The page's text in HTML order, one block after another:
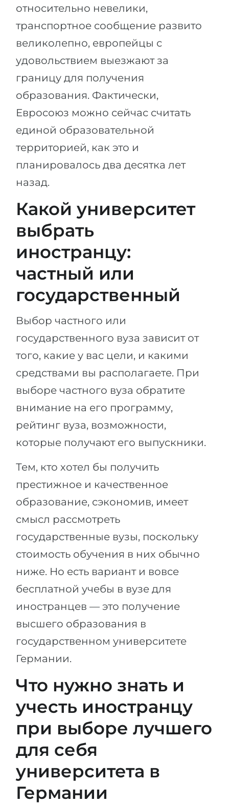
относительно невелики,
транспортное сообщение развито
великолепно, европейцы с
удовольствием выезжают за
границу для получения
образования. Фактически,
Евросоюз можно сейчас считать
единой образовательной
территорией, как это и
планировалось два десятка лет
назад.
Какой университет
выбрать
иностранцу:
частный или
государственный
Выбор частного или
государственного вуза зависит от
того, какие у вас цели, и какими
средствами вы располагаете. При
выборе частного вуза обратите
внимание на его программу,
рейтинг вуза, возможности,
которые получают его выпускники.
Тем, кто хотел бы получить
престижное и качественное
образование, сэкономив, имеет
смысл рассмотреть
государственные вузы, поскольку
стоимость обучения в них обычно
ниже. Но есть вариант и вовсе
бесплатной учебы в вузе для
иностранцев — это получение
высшего образования в
государственном университете
Германии.
Что нужно знать и
учесть иностранцу
при выборе лучшего
для себя
университета в
Германии